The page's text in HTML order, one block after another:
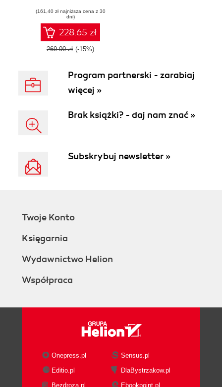
Common Pitfalls
(161,40 zł najniższa cena z 30
dni)
228.65 zł
269.00 zł (-15%)
Program partnerski - zarabiaj
więcej »
Brak książki? - daj nam znać »
Subskrybuj newsletter »
Twoje Konto
Księgarnia
Wydawnictwo Helion
Współpraca
Onepress.pl
Sensus.pl
Editio.pl
DlaBystrzakow.pl
Bezdroza.pl
Ebookpoint.pl